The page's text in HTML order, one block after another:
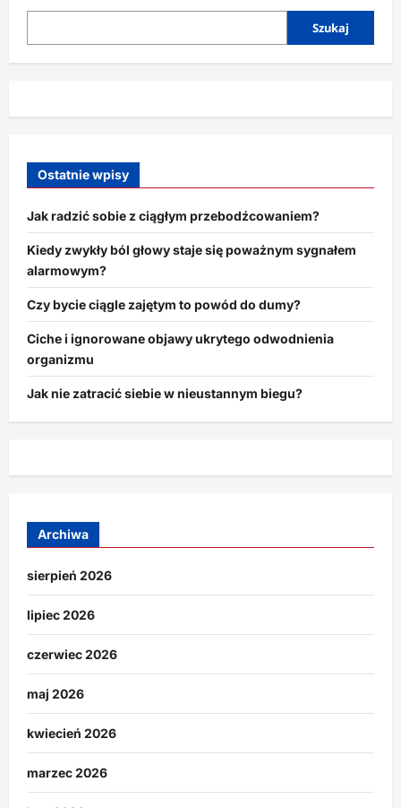
swoim
Szukaj
Ostatnie wpisy
Jak radzić sobie z ciągłym przebodźcowaniem?
Kiedy zwykły ból głowy staje się poważnym sygnałem
alarmowym?
Czy bycie ciągle zajętym to powód do dumy?
Ciche i ignorowane objawy ukrytego odwodnienia
organizmu
Jak nie zatracić siebie w nieustannym biegu?
Archiwa
sierpień 2026
lipiec 2026
czerwiec 2026
maj 2026
kwiecień 2026
marzec 2026